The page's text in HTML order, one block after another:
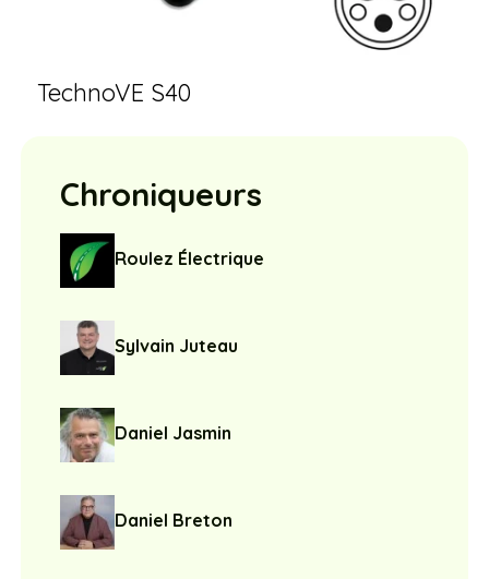
TechnoVE S40
Chroniqueurs
Roulez Électrique
Sylvain Juteau
Daniel Jasmin
Daniel Breton